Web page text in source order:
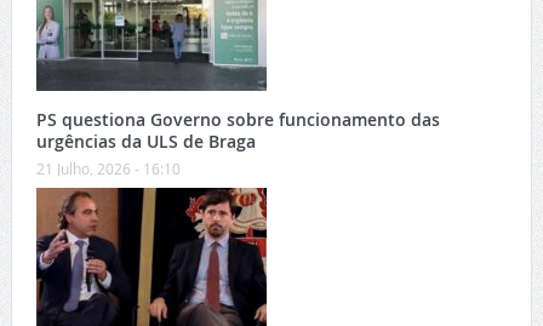
PS questiona Governo sobre funcionamento das
urgências da ULS de Braga
21 Julho, 2026 - 16:10